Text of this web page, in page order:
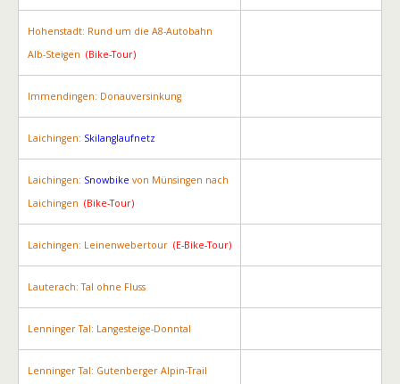
Hohenstadt: Rund um die A8-Autobahn
Alb-Steigen (Bike-Tour)
Immendingen: Donauversinkung
Laichingen: Skilanglaufnetz
Laichingen: Snowbike von Münsingen nach
Laichingen (Bike-Tour)
Laichingen: Leinenwebertour (E-Bike-Tour)
Lauterach: Tal ohne Fluss
Lenninger Tal: Langesteige-Donntal
Lenninger Tal: Gutenberger Alpin-Trail